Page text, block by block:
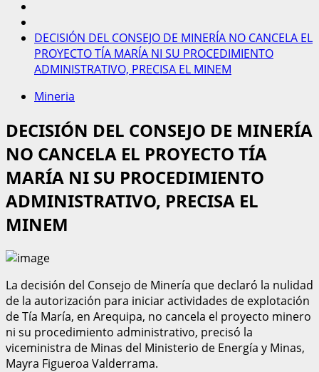
DECISIÓN DEL CONSEJO DE MINERÍA NO CANCELA EL
PROYECTO TÍA MARÍA NI SU PROCEDIMIENTO
ADMINISTRATIVO, PRECISA EL MINEM
Mineria
DECISIÓN DEL CONSEJO DE MINERÍA
NO CANCELA EL PROYECTO TÍA
MARÍA NI SU PROCEDIMIENTO
ADMINISTRATIVO, PRECISA EL
MINEM
La decisión del Consejo de Minería que declaró la nulidad
de la autorización para iniciar actividades de explotación
de Tía María, en Arequipa, no cancela el proyecto minero
ni su procedimiento administrativo, precisó la
viceministra de Minas del Ministerio de Energía y Minas,
Mayra Figueroa Valderrama.